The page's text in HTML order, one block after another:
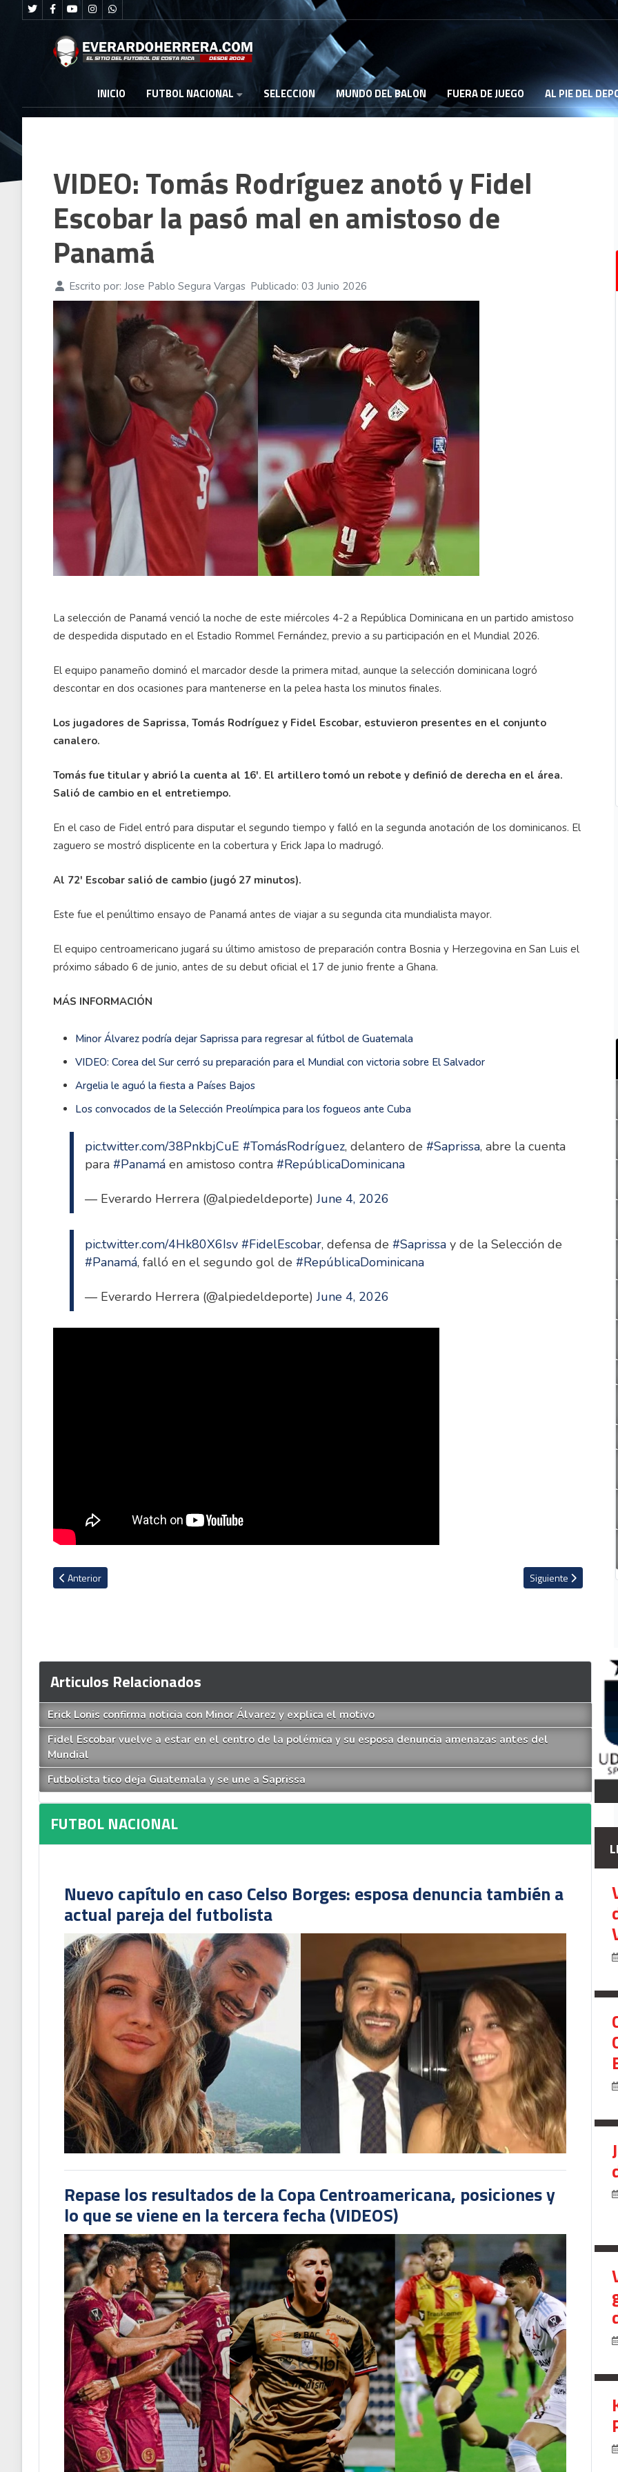
INICIO FUTBOL NACIONAL SELECCION MUNDO DEL BALON FUERA DE JUEGO AL PIE DEL
VIDEO: Tomás Rodríguez anotó y Fidel
Escobar la pasó mal en amistoso de
Panamá
Escrito por: Jose Pablo Segura Vargas Publicado: 03 Junio 2026
La selección de Panamá venció la noche de este miércoles 4-2 a República Dominicana en un partido amistoso
de despedida disputado en el Estadio Rommel Fernández, previo a su participación en el Mundial 2026.
El equipo panameño dominó el marcador desde la primera mitad, aunque la selección dominicana logró
descontar en dos ocasiones para mantenerse en la pelea hasta los minutos finales.
Los jugadores de Saprissa, Tomás Rodríguez y Fidel Escobar, estuvieron presentes en el conjunto
canalero.
Tomás fue titular y abrió la cuenta al 16'. El artillero tomó un rebote y definió de derecha en el área.
Salió de cambio en el entretiempo.
En el caso de Fidel entró para disputar el segundo tiempo y falló en la segunda anotación de los dominicanos. El
zaguero se mostró displicente en la cobertura y Erick Japa lo madrugó.
Al 72' Escobar salió de cambio (jugó 27 minutos).
Este fue el penúltimo ensayo de Panamá antes de viajar a su segunda cita mundialista mayor.
El equipo centroamericano jugará su último amistoso de preparación contra Bosnia y Herzegovina en San Luis el
próximo sábado 6 de junio, antes de su debut oficial el 17 de junio frente a Ghana.
MÁS INFORMACIÓN
Minor Álvarez podría dejar Saprissa para regresar al fútbol de Guatemala
VIDEO: Corea del Sur cerró su preparación para el Mundial con victoria sobre El Salvador
Argelia le aguó la fiesta a Países Bajos
Los convocados de la Selección Preolímpica para los fogueos ante Cuba
pic.twitter.com/38PnkbjCuE #TomásRodríguez, delantero de#Saprissa, abre la cuenta
para#Panamá en amistoso contra#RepúblicaDominicana
— Everardo Herrera (@alpiedeldeporte)June 4, 2026
pic.twitter.com/4Hk80X6Isv #FidelEscobar, defensa de#Saprissa y de la Selección de
#Panamá, falló en el segundo gol de#RepúblicaDominicana
— Everardo Herrera (@alpiedeldeporte)June 4, 2026
Artículo anterior: En México surge importante noticia que involucra al técnico de Keylor Navas en Pumas
Anterior Artículo siguiente:
Siguiente
Articulos Relacionados
Erick Lonis confirma noticia con Minor Álvarez y explica el motivo
Fidel Escobar vuelve a estar en el centro de la polémica y su esposa denuncia amenazas antes del
Mundial
Futbolista tico deja Guatemala y se une a Saprissa
FUTBOL NACIONAL
Nuevo capítulo en caso Celso Borges: esposa denuncia también a
actual pareja del futbolista
Repase los resultados de la Copa Centroamericana, posiciones y
lo que se viene en la tercera fecha (VIDEOS)